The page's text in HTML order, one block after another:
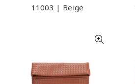
11003 | Beige